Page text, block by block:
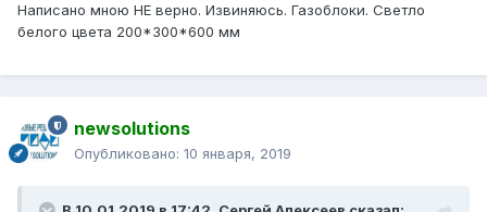
Написано мною НЕ верно. Извиняюсь. Газоблоки. Светло
белого цвета 200*300*600 мм
newsolutions
Опубликовано: 10 января, 2019